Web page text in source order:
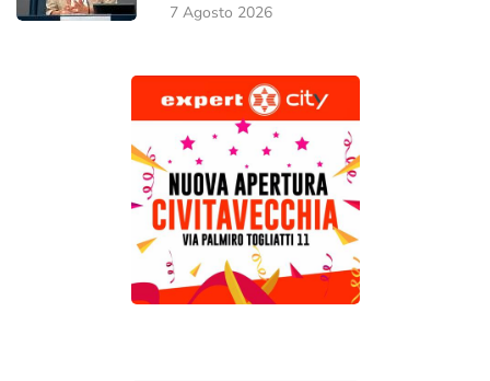
7 Agosto 2026